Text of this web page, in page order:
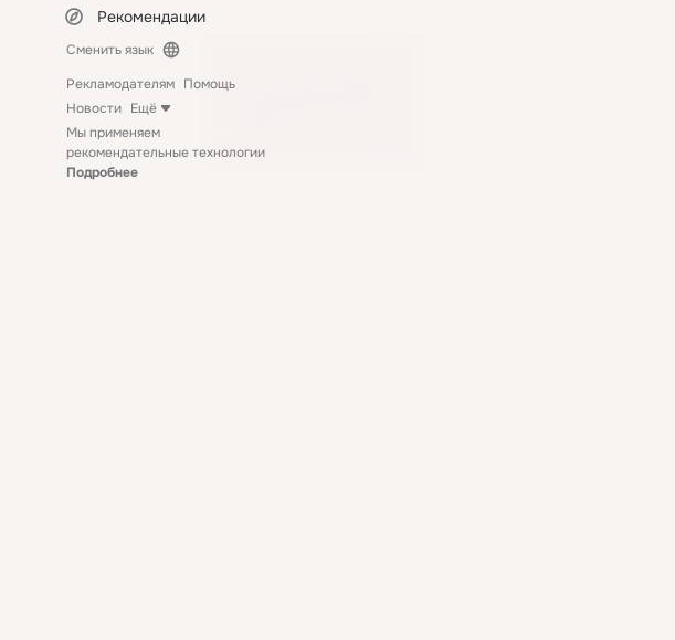
Рекомендации
Сменить язык
Рекламодателям Помощь
Новости Ещё
Мы применяем
рекомендательные технологии
Подробнее